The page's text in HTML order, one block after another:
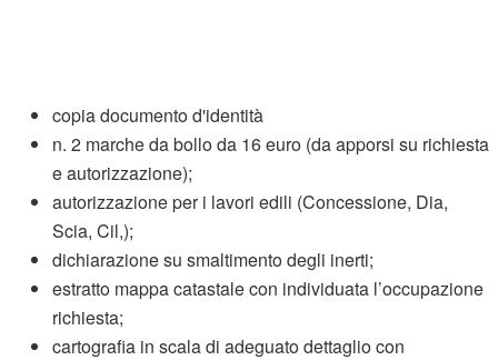
copia documento d'identità
n. 2 marche da bollo da 16 euro (da apporsi su richiesta
e autorizzazione);
autorizzazione per i lavori edili (Concessione, Dia,
Scia, Cil,);
dichiarazione su smaltimento degli inerti;
estratto mappa catastale con individuata l’occupazione
richiesta;
cartografia in scala di adeguato dettaglio con